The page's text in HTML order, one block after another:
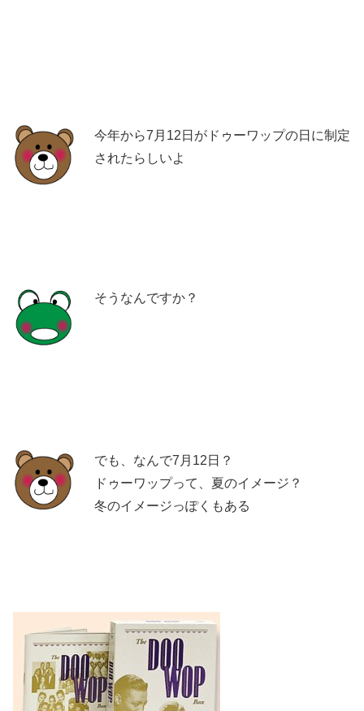
今年から7月12日がドゥーワップの日に制定
されたらしいよ
そうなんですか？
でも、なんで7月12日？
ドゥーワップって、夏のイメージ？
冬のイメージっぽくもある